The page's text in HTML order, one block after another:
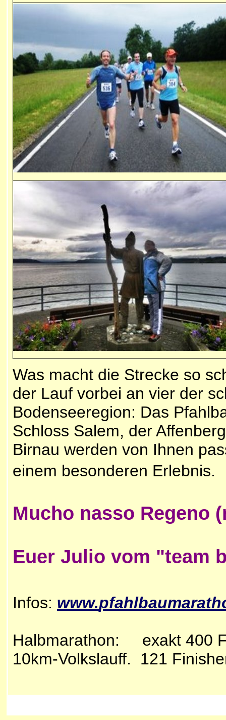
Was macht die Strecke so
der Lauf vorbei an vier der
Bodenseeregion: Das
Schloss Salem, der
Birnau werden von Ihnen
einem besonderen Erlebnis.
Mucho nasso Regeno
Euer Julio vom "team
Infos: www.
Halbmarathon: exakt 400
10km-Volkslauff. 121